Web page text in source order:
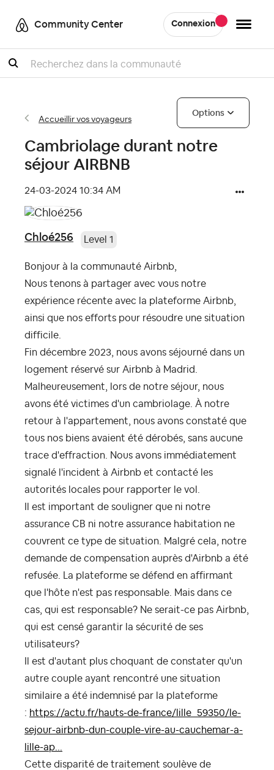
Community Center Connexion
Recherche
Accueillir vos voyageurs
Options
Cambriolage durant notre
séjour AIRBNB
‎24-03-2024 10:34 AM
Chloé256 Level 1
Bonjour à la communauté Airbnb,
Nous tenons à partager avec vous notre
expérience récente avec la plateforme Airbnb,
ainsi que nos efforts pour résoudre une situation
difficile.
Fin décembre 2023, nous avons séjourné dans un
logement réservé sur Airbnb à Madrid.
Malheureusement, lors de notre séjour, nous
avons été victimes d'un cambriolage. À notre
retour à l'appartement, nous avons constaté que
tous nos biens avaient été dérobés, sans aucune
trace d'effraction. Nous avons immédiatement
signalé l'incident à Airbnb et contacté les
autorités locales pour rapporter le vol.
Il est important de souligner que ni notre
assurance CB ni notre assurance habitation ne
couvrent ce type de situation. Malgré cela, notre
demande de compensation auprès d'Airbnb a été
refusée. La plateforme se défend en affirmant
que l'hôte n'est pas responsable. Mais dans ce
cas, qui est responsable? Ne serait-ce pas Airbnb,
qui est censé garantir la sécurité de ses
utilisateurs?
Il est d'autant plus choquant de constater qu'un
autre couple ayant rencontré une situation
similaire a été indemnisé par la plateforme
: https://actu.fr/hauts-de-france/lille_59350/le-
sejour-airbnb-dun-couple-vire-au-cauchemar-a-
lille-ap...
Cette disparité de traitement soulève de